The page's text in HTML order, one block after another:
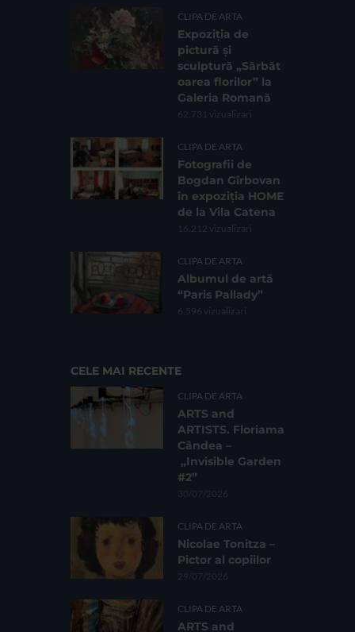
CLIPA DE ARTA
Expoziția de
pictură și
sculptură „Sărbăt
oarea florilor” la
Galeria Romană
62.731 vizualizari
CLIPA DE ARTA
Fotografii de
Bogdan Gîrbovan
în expoziția HOME
de la Vila Catena
16.212 vizualizari
CLIPA DE ARTA
Albumul de artă
“Paris Pallady”
6.596 vizualizari
CELE MAI RECENTE
CLIPA DE ARTA
ARTS and
ARTISTS. Floriama
Cândea –
„Invisible Garden
#2”
30/07/2026
CLIPA DE ARTA
Nicolae Tonitza –
Pictor al copiilor
29/07/2026
CLIPA DE ARTA
ARTS and